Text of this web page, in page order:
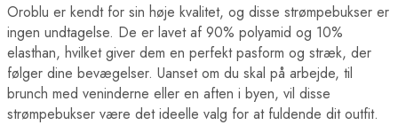
Oroblu er kendt for sin høje kvalitet, og disse strømpebukser er
ingen undtagelse. De er lavet af 90% polyamid og 10%
elasthan, hvilket giver dem en perfekt pasform og stræk, der
følger dine bevægelser. Uanset om du skal på arbejde, til
brunch med veninderne eller en aften i byen, vil disse
strømpebukser være det ideelle valg for at fuldende dit outfit.